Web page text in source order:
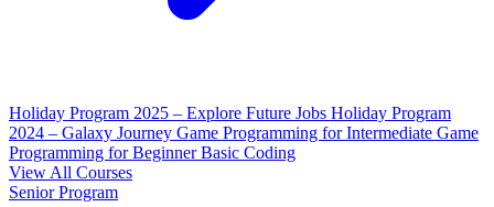
Holiday Program 2025 – Explore Future Jobs Holiday Program
2024 – Galaxy Journey Game Programming for Intermediate Game
Programming for Beginner Basic Coding
View All Courses
Senior Program